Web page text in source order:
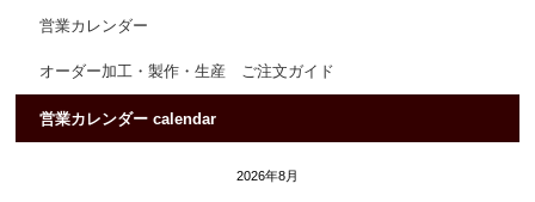
営業カレンダー
オーダー加工・製作・生産 ご注文ガイド
営業カレンダー calendar
2026年8月